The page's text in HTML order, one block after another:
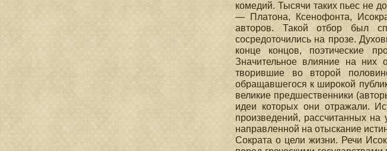
комедий. Тысячи таких пьес не
— Платона, Ксенофонта,
авторов. Такой отбор был
сосредоточились на прозе.
конце концов, поэтические
Значительное влияние на
творившие во второй
обращавшегося к широкой
великие предшественники
идеи которых они отражали.
произведений, рассчитанных
направленной на отыскание
Сократа о цели жизни. Речи